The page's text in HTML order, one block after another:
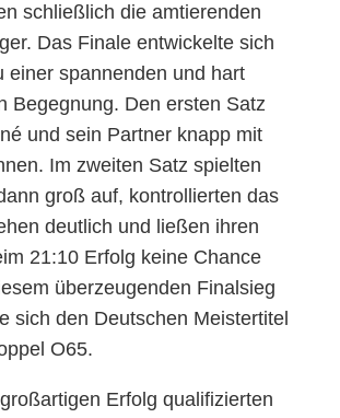
schließlich die amtierenden
Das Finale entwickelte sich
einer spannenden und hart
Begegnung. Den ersten Satz
und sein Partner knapp mit
Im zweiten Satz spielten
groß auf, kontrollierten das
deutlich und ließen ihren
21:10 Erfolg keine Chance
überzeugenden Finalsieg
sich den Deutschen Meistertitel
O65.
Erfolg qualifizierten